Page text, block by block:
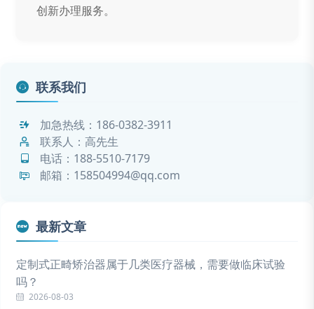
创新办理服务。
联系我们
加急热线： 186-0382-3911
联系人：高先生
电话： 188-5510-7179
邮箱：158504994@qq.com
最新文章
定制式正畸矫治器属于几类医疗器械，需要做临床试验
吗？
2026-08-03